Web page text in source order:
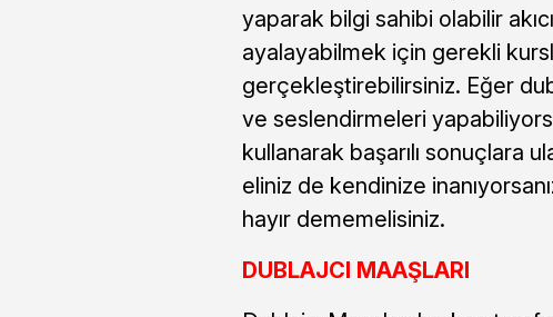
yaparak bilgi sahibi olabilir
ayalayabilmek için gerekli
gerçekleştirebilirsiniz. Eğer
ve seslendirmeleri
kullanarak başarılı sonuçlara
eliniz de kendinize
hayır dememelisiniz.
DUBLAJCI MAAŞLARI